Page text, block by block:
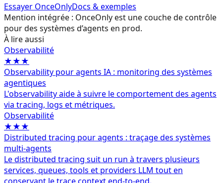
Essayer OnceOnlyDocs & exemples
Mention intégrée : OnceOnly est une couche de contrôle
pour des systèmes d’agents en prod.
À lire aussi
Observabilité
★★★
Observability pour agents IA : monitoring des systèmes
agentiques
L'observability aide à suivre le comportement des agents
via tracing, logs et métriques.
Observabilité
★★★
Distributed tracing pour agents : traçage des systèmes
multi-agents
Le distributed tracing suit un run à travers plusieurs
services, queues, tools et providers LLM tout en